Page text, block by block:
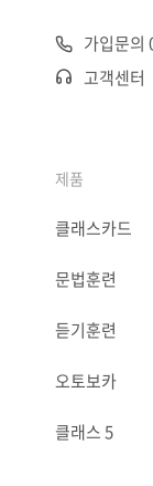
가입문의
고객센터
제품
클래스카드
문법훈련
듣기훈련
오토보카
클래스 5